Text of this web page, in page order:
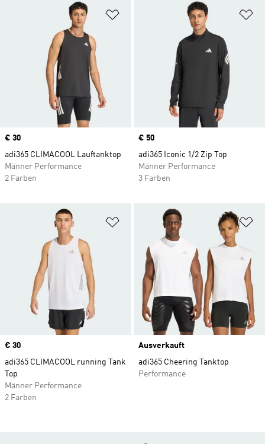
Zur Wunschliste hinzufügen
Price
€ 30
adi365 CLIMACOOL Lauftanktop
Männer Performance
2 Farben
Price
€ 50
adi365 Iconic 1/2 Zip Top
Männer Performance
3 Farben
Zur Wunschliste hinzufügen
Price
€ 30
adi365 CLIMACOOL running Tank
Top
Männer Performance
2 Farben
Ausverkauft
adi365 Cheering Tanktop
Performance